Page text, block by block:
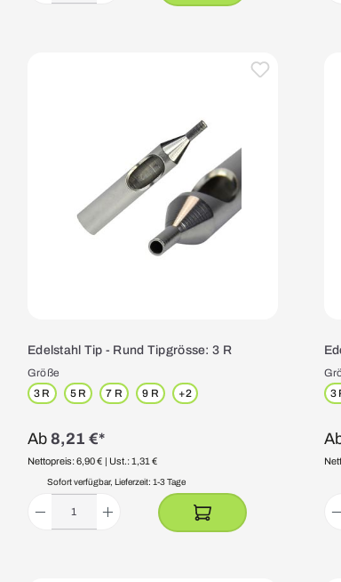
Edelstahl Tip - Rund Tipgrösse: 3 R
Größe
3 R
5 R 7 R 9 R +2
Ab 8,21 €*
Nettopreis: 6,90 € | Ust.: 1,31 €
Sofort verfügbar, Lieferzeit: 1-3 Tage
3